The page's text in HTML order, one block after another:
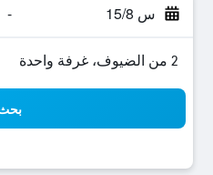
س 15/8 -
2 من الضيوف، غرفة واحدة